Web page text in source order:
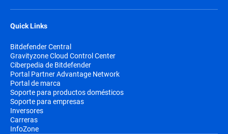
Quick Links
Bitdefender Central
Gravityzone Cloud Control Center
Ciberpedia de Bitdefender
Portal Partner Advantage Network
Portal de marca
Soporte para productos domésticos
Soporte para empresas
Inversores
Carreras
InfoZone